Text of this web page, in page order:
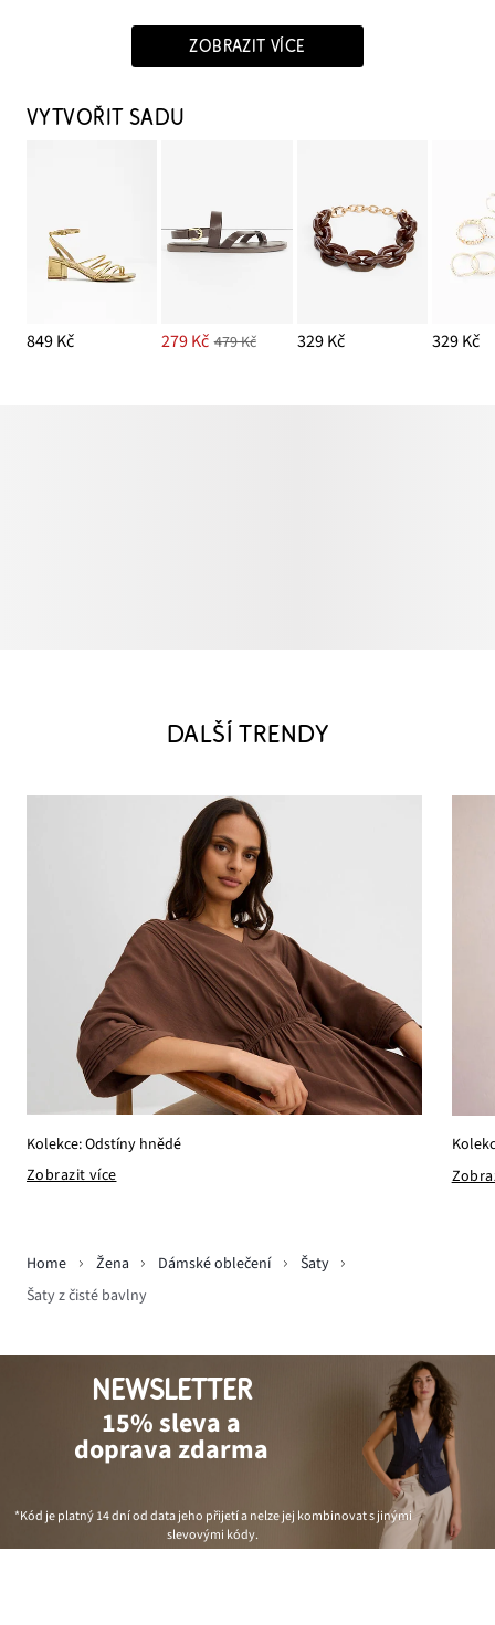
ZOBRAZIT VÍCE
VYTVOŘIT SADU
849 Kč 279 Kč 479 Kč 329 Kč 329 Kč
DALŠÍ TRENDY
Kolekce: Odstíny hnědé
Zobrazit více
Home Žena Dámské oblečení
Šaty
Šaty z čisté bavlny
NEWSLETTER
15% sleva a
doprava zdarma
*Kód je platný 14 dní od data jeho přijetí a nelze jej kombinovat s jinými
slevovými kódy.